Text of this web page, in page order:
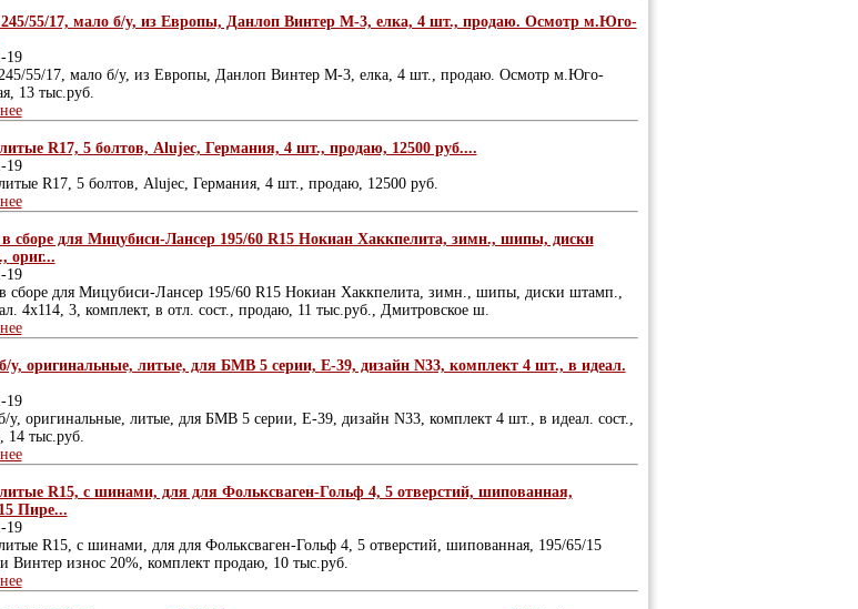
55/17, мало б/у, из Европы, Данлоп Винтер М-3, елка, 4 шт., продаю. Осмотр м.Юго-
19
55/17, мало б/у, из Европы, Данлоп Винтер М-3, елка, 4 шт., продаю. Осмотр м.Юго-
13 тыс.руб.
R17, 5 болтов, Alujec, Германия, 4 шт., продаю, 12500 руб....
19
R17, 5 болтов, Alujec, Германия, 4 шт., продаю, 12500 руб.
в сборе для Мицубиси-Лансер 195/60 R15 Нокиан Хаккпелита, зимн., шипы, диски
ориг...
19
в сборе для Мицубиси-Лансер 195/60 R15 Нокиан Хаккпелита, зимн., шипы, диски штамп.,
4х114, 3, комплект, в отл. сост., продаю, 11 тыс.руб., Дмитровское ш.
у, оригинальные, литые, для БМВ 5 серии, Е-39, дизайн N33, комплект 4 шт., в идеал.
19
у, оригинальные, литые, для БМВ 5 серии, Е-39, дизайн N33, комплект 4 шт., в идеал. сост.,
14 тыс.руб.
R15, с шинами, для для Фольксваген-Гольф 4, 5 отверстий, шипованная,
Пире...
19
R15, с шинами, для для Фольксваген-Гольф 4, 5 отверстий, шипованная, 195/65/15
Винтер износ 20%, комплект продаю, 10 тыс.руб.